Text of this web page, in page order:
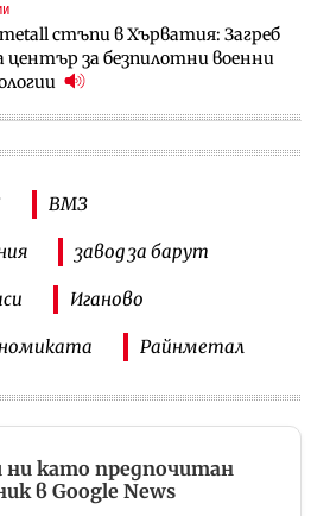
стъпи в Хърватия: Загреб
център за безпилотни военни
ВМЗ
завод за барут
Иганово
Райнметал
ни като предпочитан
в Google News